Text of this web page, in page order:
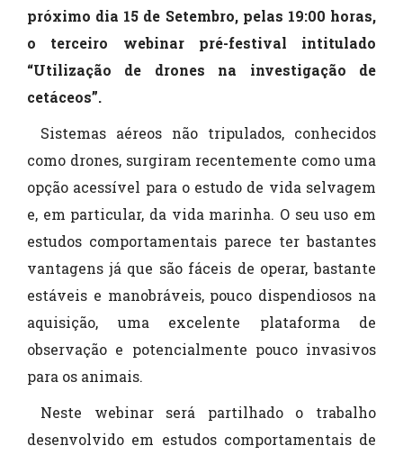
próximo dia 15 de Setembro, pelas 19:00 horas,
o terceiro webinar pré-festival intitulado
“Utilização de drones na investigação de
cetáceos”.
Sistemas aéreos não tripulados, conhecidos
como drones, surgiram recentemente como uma
opção acessível para o estudo de vida selvagem
e, em particular, da vida marinha. O seu uso em
estudos comportamentais parece ter bastantes
vantagens já que são fáceis de operar, bastante
estáveis e manobráveis, pouco dispendiosos na
aquisição, uma excelente plataforma de
observação e potencialmente pouco invasivos
para os animais.
Neste webinar será partilhado o trabalho
desenvolvido em estudos comportamentais de